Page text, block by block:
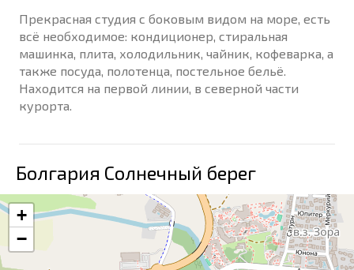
Прекрасная студия с боковым видом на море, есть
всё необходимое: кондиционер, стиральная
машинка, плита, холодильник, чайник, кофеварка, а
также посуда, полотенца, постельное бельё.
Находится на первой линии, в северной части
курорта.
Болгария Солнечный берег
+
−